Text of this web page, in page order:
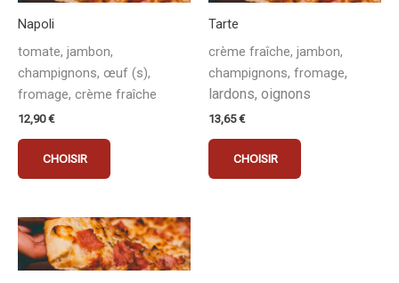
Napoli
tomate, jambon,
champignons, œuf (s),
fromage, crème fraîche
12,90€
CHOISIR
Tarte
crème fraîche, jambon,
champignons, fromage,
lardons, oignons
13,65€
CHOISIR